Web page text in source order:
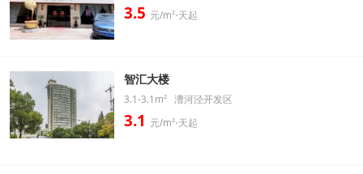
3.5 元/m²⋅天起
智汇大楼
3.1-3.1m² 漕河泾开发区
3.1 元/m²⋅天起